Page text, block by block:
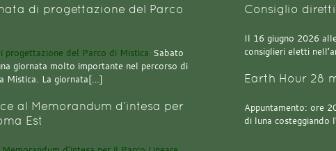
di progettazione del Parco
Sabato
giornata molto importante nel percorso di
Mistica. La giornata[…]
al Memorandum d’intesa per
Est
Consiglio
Il 16 giugno 2026
consiglieri eletti
Earth Hour 28
Appuntamento: ore
di luna costeggiando